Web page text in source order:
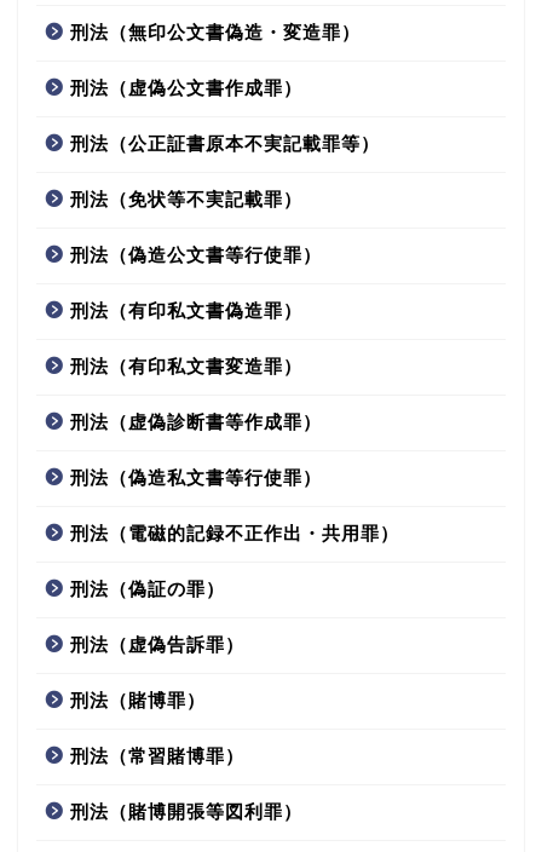
刑法（無印公文書偽造・変造罪）
刑法（虚偽公文書作成罪）
刑法（公正証書原本不実記載罪等）
刑法（免状等不実記載罪）
刑法（偽造公文書等行使罪）
刑法（有印私文書偽造罪）
刑法（有印私文書変造罪）
刑法（虚偽診断書等作成罪）
刑法（偽造私文書等行使罪）
刑法（電磁的記録不正作出・共用罪）
刑法（偽証の罪）
刑法（虚偽告訴罪）
刑法（賭博罪）
刑法（常習賭博罪）
刑法（賭博開張等図利罪）